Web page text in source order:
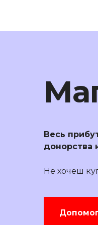
Весь
донорства
Не хочеш